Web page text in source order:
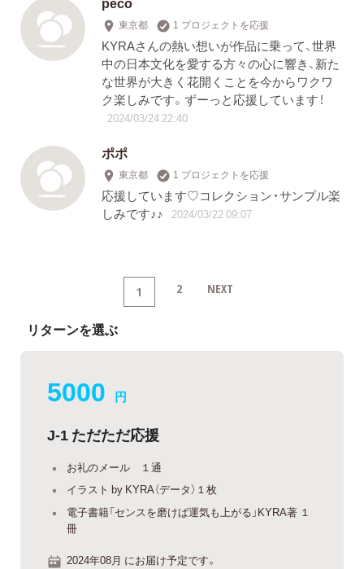
東京都 1 プロジェクトを応援
KYRAさんの熱い想いが作品に乗って、世界
中の日本文化を愛する方々の心に響き、新た
な世界が大きく花開くことを今からワクワ
ク楽しみです。ずーっと応援しています！
2024/03/24 22:40
ポポ
東京都 1 プロジェクトを応援
応援しています♡コレクション・サンプル楽
しみです♪♪
2024/03/22 09:07
1 2 NEXT
リターンを選ぶ
5000 円
J-1 ただただ応援
お礼のメール １通
イラスト by KYRA（データ）１枚
電子書籍「センスを磨けば運気も上がる」KYRA著 １
冊
2024年08月 にお届け予定です。